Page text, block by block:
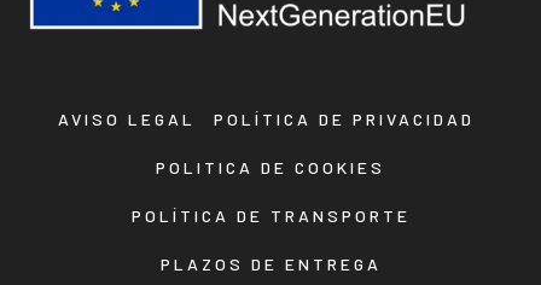
AVISO LEGAL POLÍTICA DE PRIVACIDAD
POLITICA DE COOKIES
POLÍTICA DE TRANSPORTE
PLAZOS DE ENTREGA